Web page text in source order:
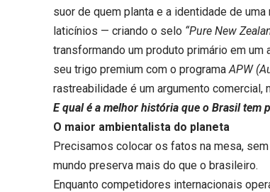
suor de quem planta e a identidade de
laticínios — criando o selo “Pure New
transformando um produto primário em
seu trigo premium com o programaAPW
rastreabilidade é um argumento comercial,
E qual é a melhor história que o Brasil
O maior ambientalista do planeta
Precisamos colocar os fatos na mesa,
mundo preserva mais do que o brasileiro.
Enquanto competidores internacionais